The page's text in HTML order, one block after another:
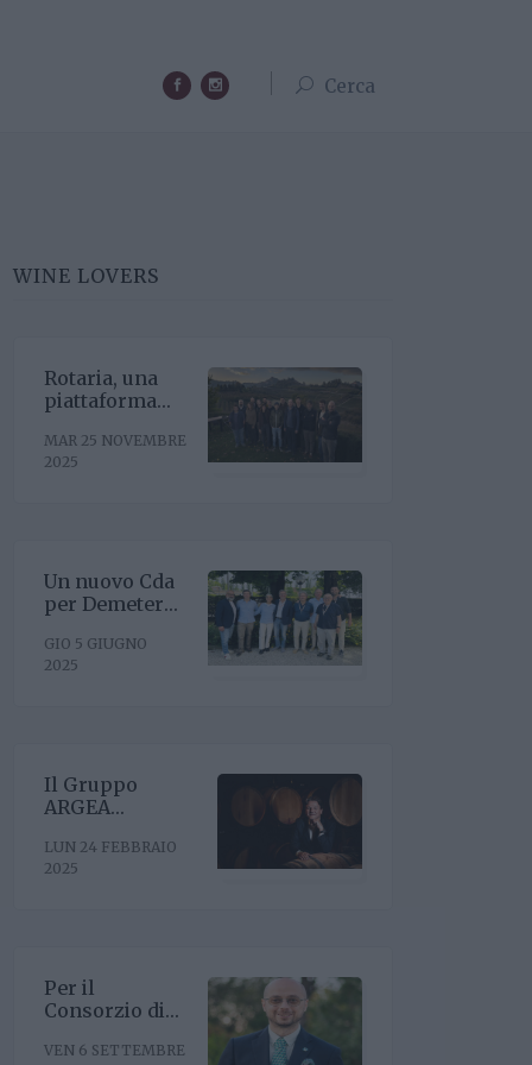
Cerca
WINE LOVERS
Rotaria, una
piattaforma
nel cuore del
Roero
MAR 25 NOVEMBRE
2025
Un nuovo Cda
per Demeter
riconferma del
presidente
GIO 5 GIUGNO
2025
Il Gruppo
ARGEA
WinesU con
l'obiettivo di
LUN 24 FEBBRAIO
2025
Per il
Consorzio di
Oltrepò Pavese
VEN 6 SETTEMBRE